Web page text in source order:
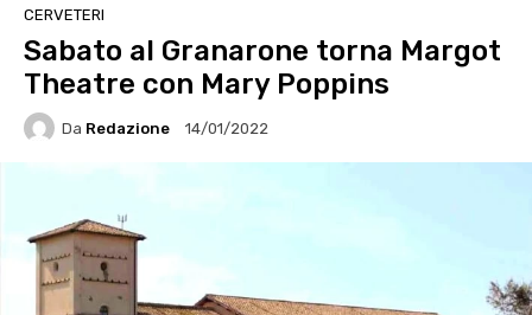
CERVETERI
Sabato al Granarone torna Margot
Theatre con Mary Poppins
Da Redazione 14/01/2022